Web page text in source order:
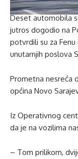
Deset automobila
jutros dogodio na
potvrdili su za
unutarnjih poslova
Prometna nesreća
općina Novo
Iz Operativnog
da je na vozilima
– Tom prilikom,